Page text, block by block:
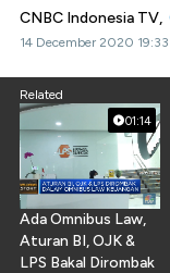
CNBC Indonesia TV,
14 December 2020 19:33
Related
01:14
Ada Omnibus Law,
Aturan BI, OJK &
LPS Bakal Dirombak